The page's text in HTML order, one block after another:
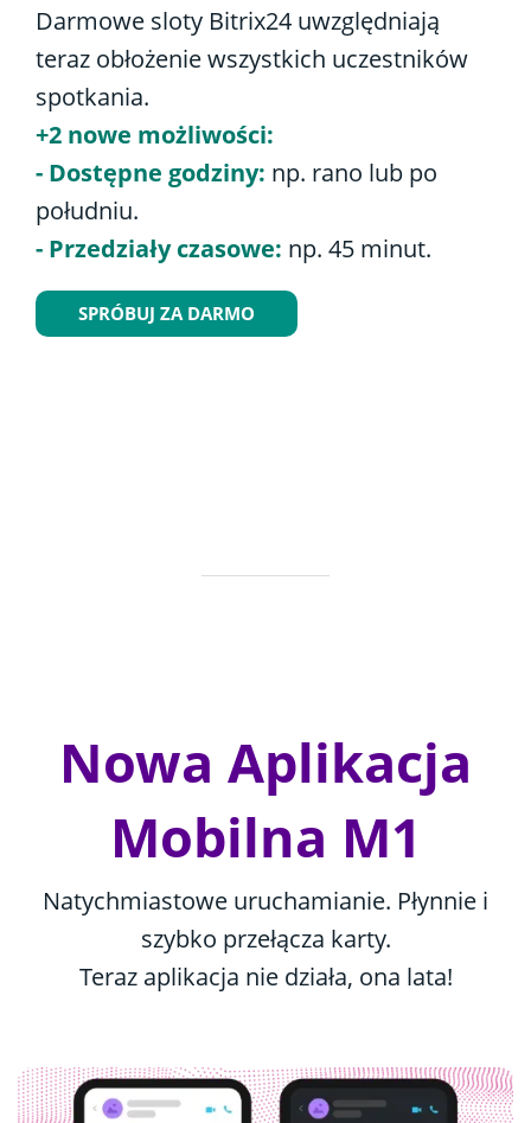
Darmowe sloty Bitrix24 uwzględniają
teraz obłożenie wszystkich uczestników
spotkania.
+2 nowe możliwości:
- Dostępne godziny: np. rano lub po
południu.
- Przedziały czasowe: np. 45 minut.
SPRÓBUJ ZA DARMO
Nowa Aplikacja
Mobilna M1
Natychmiastowe uruchamianie. Płynnie i
szybko przełącza karty.
Teraz aplikacja nie działa, ona lata!